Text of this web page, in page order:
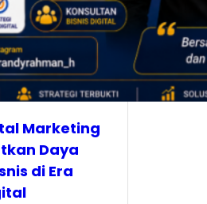
Marketing
Daya
di Era